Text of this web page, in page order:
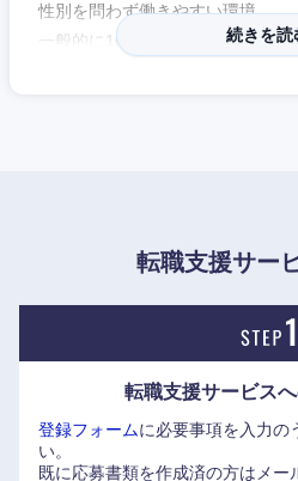
性別を問わず働きやすい環境。
一般的に10％、外資系だと20％
へ歩み出す姿勢を表現している。
※（株）エリートネットワーク
しております。是非ご覧ください。
https://www.elite-network.co.jp/
続きを読
転職支援サー
転職支援サービス
登録フォームに必要事項を入力の
い。
既に応募書類を作成済の方はメー
近畿地方
滋賀県